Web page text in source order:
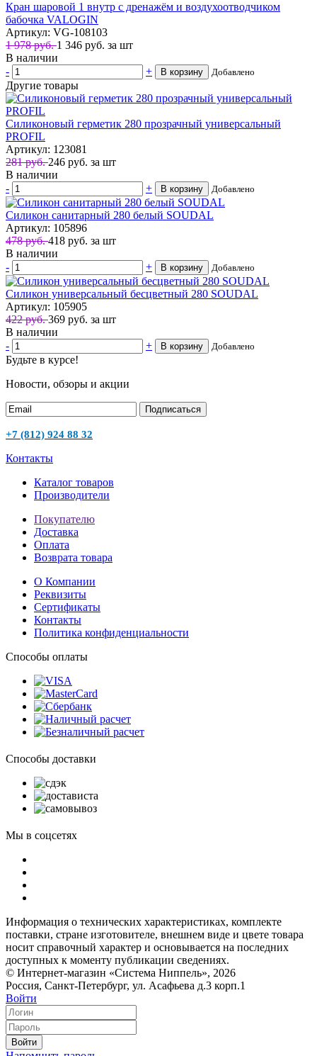
Кран шаровой 1 внутр с дренажём и воздухоотводчиком
бабочка VALOGIN
Артикул: VG-108103
1 978 руб.1 346 руб. за шт
В наличии
-
+ В корзину Добавлено
Другие товары
Силиконовый герметик 280 прозрачный универсальный
PROFIL
Артикул: 123081
281 руб.246 руб. за шт
В наличии
-
+ В корзину Добавлено
Силикон санитарный 280 белый SOUDAL
Артикул: 105896
478 руб.418 руб. за шт
В наличии
-
+ В корзину Добавлено
Силикон универсальный бесцветный 280 SOUDAL
Артикул: 105905
422 руб.369 руб. за шт
В наличии
-
+ В корзину Добавлено
Будьте в курсе!
Новости, обзоры и акции
Подписаться
+7 (812) 924 88 32
Контакты
Каталог товаров
Производители
Покупателю
Доставка
Оплата
Возврата товара
О Компании
Реквизиты
Сертификаты
Контакты
Политика конфиденциальности
Способы оплаты
Способы доставки
Мы в соцсетях
Информация о технических характеристиках, комплекте
поставки, стране изготовителе, внешнем виде и цвете товара
носит справочный характер и основывается на последних
доступных к моменту публикации сведениях.
© Интернет-магазин «Система Ниппель», 2026
Россия, Санкт-Петербург, ул. Асафьева д.3 корп.1
Войти
Войти